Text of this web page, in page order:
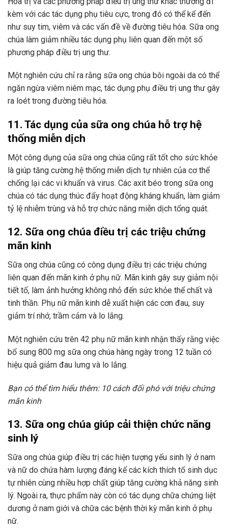
kèm với các tác dụng phụ tiêu cực, trong đó có thể kể đến
như suy tim, viêm và các vấn đề về đường tiêu hóa. Sữa ong
chúa làm giảm nhiều tác dụng phụ liên quan đến một số
phương pháp điều trị ung thư.
Một nghiên cứu chỉ ra rằng sữa ong chúa bôi ngoài da có thể
ngăn ngừa viêm niêm mạc, tác dụng phụ điều trị ung thư gây
ra loét trong đường tiêu hóa.
11. Tác dụng của sữa ong chúa hỗ trợ hệ
thống miễn dịch
Một công dụng của sữa ong chúa cũng rất tốt cho sức khỏe
là giúp tăng cường hệ thống miễn dịch tự nhiên của cơ thể
chống lại các vi khuẩn và virus. Các axit béo trong sữa ong
chúa có tác dụng thúc đẩy hoạt động kháng khuẩn, làm giảm
tỷ lệ nhiễm trùng và hỗ trợ chức năng miễn dịch tổng quát.
12. Sữa ong chúa điều trị các triệu chứng
mãn kinh
Sữa ong chúa cũng có công dụng điều trị các triệu chứng
liên quan đến mãn kinh ở phụ nữ. Mãn kinh gây suy giảm nội
tiết tố, làm ảnh hưởng không nhỏ đến sức khỏe thể chất và
tinh thần. Phụ nữ mãn kinh dễ xuất hiện các cơn đau, suy
giảm trí nhớ, trầm cảm và lo lắng.
Một nghiên cứu trên 42 phụ nữ mãn kinh nhận thấy rằng việc
bổ sung 800 mg sữa ong chúa hàng ngày trong 12 tuần có
hiệu quả giảm đau lưng và lo lắng.
Bạn có thể tìm hiểu thêm: 10 cách đối phó với triệu chứng
mãn kinh
13. Sữa ong chúa giúp cải thiện chức năng
sinh lý
Sữa ong chúa giúp điều trị các hiện tượng yếu sinh lý ở nam
và nữ do chứa hàm lượng đáng kể các kích thích tố sinh dục
tự nhiên cùng nhiều hợp chất giúp tăng cường khả năng sinh
lý. Ngoài ra, thực phẩm này còn có tác dụng chữa chứng liệt
dương ở nam giới và chữa các bệnh thời kỳ mãn kinh ở phụ
nữ.